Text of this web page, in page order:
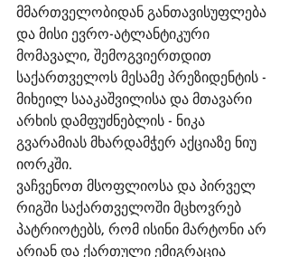
მმართველობიდან განთავისუფლება
და მისი ევრო-ატლანტიკური
მომავალი, შემოგვიერთდით
საქართველოს მესამე პრეზიდენტის -
მიხეილ სააკაშვილისა და მთავარი
არხის დამფუძნებლის - ნიკა
გვარამიას მხარდამჭერ აქციაზე ნიუ
იორკში.
ვაჩვენოთ მსოფლიოსა და პირველ
რიგში საქართველოში მცხოვრებ
პატრიოტებს, რომ ისინი მარტონი არ
არიან და ქართული ემიგრაცია